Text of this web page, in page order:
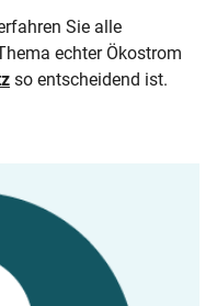
Sie alle
echter Ökostrom
so entscheidend ist.